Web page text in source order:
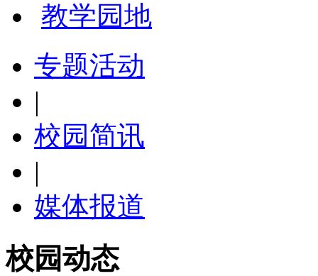
教学园地
专题活动
|
校园简讯
|
媒体报道
校园动态